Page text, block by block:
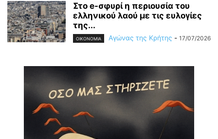
Στο e-σφυρί η περιουσία του
ελληνικού λαού με τις ευλογίες
της...
OIKONOMIA Αγώνας της Κρήτης - 17/07/2026